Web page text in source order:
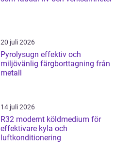
20 juli 2026
Pyrolysugn effektiv och
miljövänlig färgborttagning från
metall
14 juli 2026
R32 modernt köldmedium för
effektivare kyla och
luftkonditionering